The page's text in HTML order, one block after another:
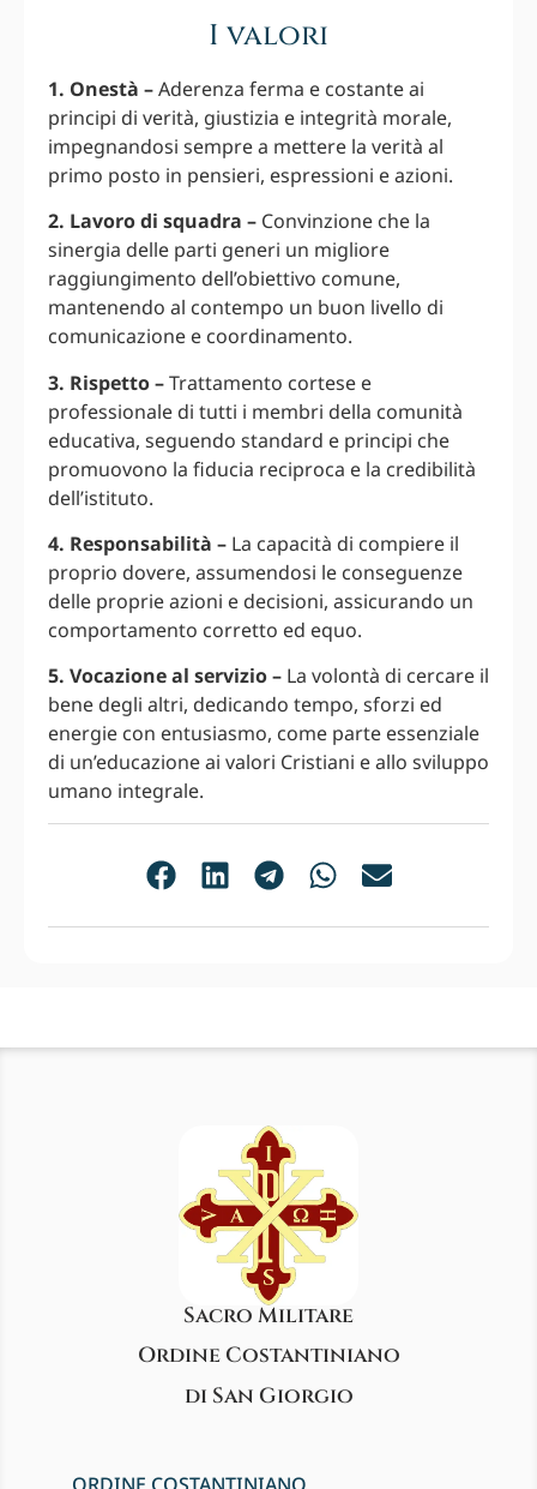
I valori
1. Onestà –Aderenza ferma e costante ai
principi di verità, giustizia e integrità morale,
impegnandosi sempre a mettere la verità al
primo posto in pensieri, espressioni e azioni.
2. Lavoro di squadra – Convinzione che la
sinergia delle parti generi un migliore
raggiungimento dell’obiettivo comune,
mantenendo al contempo un buon livello di
comunicazione e coordinamento.
3. Rispetto –Trattamento cortese e
professionale di tutti i membri della comunità
educativa, seguendo standard e principi che
promuovono la fiducia reciproca e la credibilità
dell’istituto.
4. Responsabilità – La capacità di compiere il
proprio dovere, assumendosi le conseguenze
delle proprie azioni e decisioni, assicurando un
comportamento corretto ed equo.
5. Vocazione al servizio – La volontà di cercare il
bene degli altri, dedicando tempo, sforzi ed
energie con entusiasmo, come parte essenziale
di un’educazione ai valori Cristiani e allo sviluppo
umano integrale.
Sacro Militare
Ordine Costantiniano
di San Giorgio